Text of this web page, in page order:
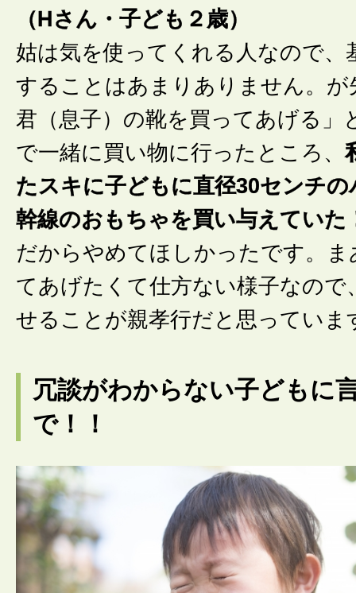
（Hさん・子ども２歳）
姑は気を使ってくれる人なので、
することはあまりありません。
君（息子）の靴を買ってあげる」
で一緒に買い物に行ったところ、
たスキに子どもに直径30センチ
幹線のおもちゃを買い与えていた
だからやめてほしかったです。ま
てあげたくて仕方ない様子なので
せることが親孝行だと思っていま
冗談がわからない子どもに
で！！